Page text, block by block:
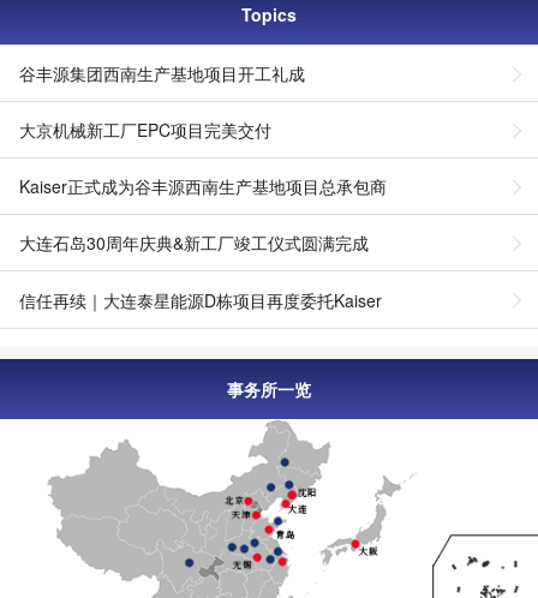
Topics
谷丰源集团西南生产基地项目开工礼成
大京机械新工厂EPC项目完美交付
Kaiser正式成为谷丰源西南生产基地项目总承包商
大连石岛30周年庆典&新工厂竣工仪式圆满完成
信任再续｜大连泰星能源D栋项目再度委托Kaiser
事务所一览